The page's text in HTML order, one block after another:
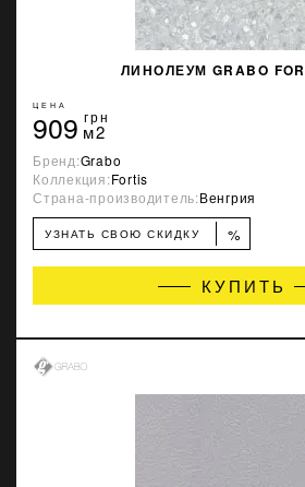
ЛИНОЛЕУМ GRABO
ЦЕНА
909 грн
м2
Бренд:Grabo
Коллекция:Fortis
Страна-производитель:Венгрия
УЗНАТЬ СВОЮ СКИДКУ %
КУПИТЬ